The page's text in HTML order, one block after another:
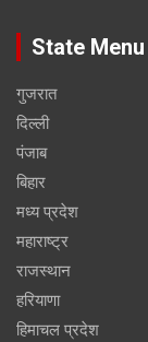
State Menu
गुजरात
दिल्ली
पंजाब
बिहार
मध्य प्रदेश
महाराष्ट्र
राजस्थान
हरियाणा
हिमाचल प्रदेश